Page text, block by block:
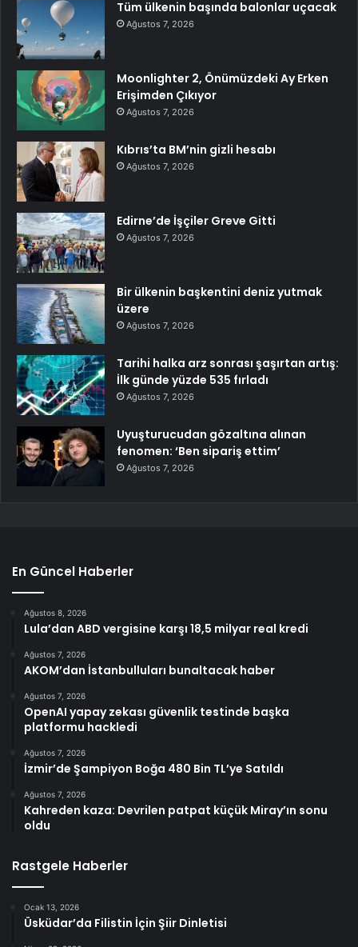
Tüm ülkenin başında balonlar uçacak
Ağustos 7, 2026
Moonlighter 2, Önümüzdeki Ay Erken
Erişimden Çıkıyor
Ağustos 7, 2026
Kıbrıs’ta BM’nin gizli hesabı
Ağustos 7, 2026
Edirne’de İşçiler Greve Gitti
Ağustos 7, 2026
Bir ülkenin başkentini deniz yutmak
üzere
Ağustos 7, 2026
Tarihi halka arz sonrası şaşırtan artış:
İlk günde yüzde 535 fırladı
Ağustos 7, 2026
Uyuşturucudan gözaltına alınan
fenomen: ‘Ben sipariş ettim’
Ağustos 7, 2026
En Güncel Haberler
Ağustos 8, 2026
Lula’dan ABD vergisine karşı 18,5 milyar real kredi
Ağustos 7, 2026
AKOM’dan İstanbulluları bunaltacak haber
Ağustos 7, 2026
OpenAI yapay zekası güvenlik testinde başka
platformu hackledi
Ağustos 7, 2026
İzmir’de Şampiyon Boğa 480 Bin TL’ye Satıldı
Ağustos 7, 2026
Kahreden kaza: Devrilen patpat küçük Miray’ın sonu
oldu
Rastgele Haberler
Ocak 13, 2026
Üsküdar’da Filistin İçin Şiir Dinletisi